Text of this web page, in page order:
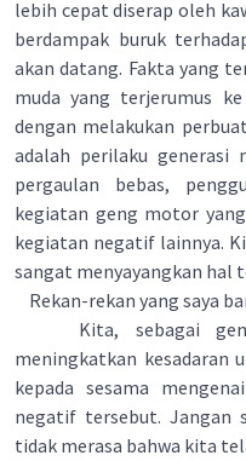
lebih cepat diserap oleh
berdampak buruk
akan datang. Fakta yang
muda yang terjerumus
dengan melakukan
adalah perilaku generasi
pergaulan bebas,
kegiatan geng motor
kegiatan negatif lainnya.
sangat menyayangkan hal
Rekan-rekan yang saya
Kita, sebagai
meningkatkan kesadaran
kepada sesama
negatif tersebut. Jangan
tidak merasa bahwa kita